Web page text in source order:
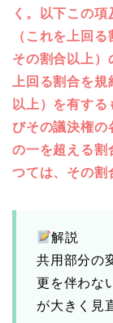
く。以下この
（これを上回
その割合以上）
上回る割合を
以上）を有す
びその議決権の
の一を超える割
つては、その割
解説
共用部分の
更を伴わな
が大きく見